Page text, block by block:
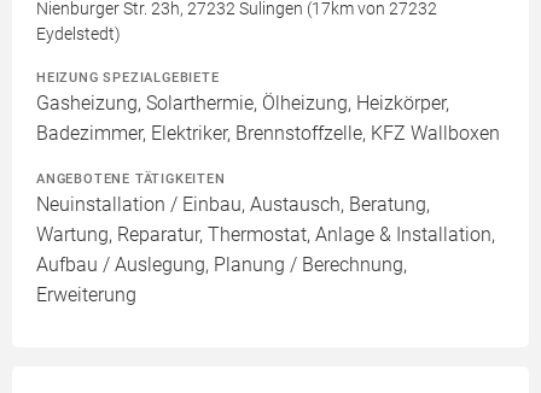
Nienburger Str. 23h, 27232 Sulingen (17km von 27232
Eydelstedt)
HEIZUNG SPEZIALGEBIETE
Gasheizung, Solarthermie, Ölheizung, Heizkörper,
Badezimmer, Elektriker, Brennstoffzelle, KFZ Wallboxen
ANGEBOTENE TÄTIGKEITEN
Neuinstallation / Einbau, Austausch, Beratung,
Wartung, Reparatur, Thermostat, Anlage & Installation,
Aufbau / Auslegung, Planung / Berechnung,
Erweiterung